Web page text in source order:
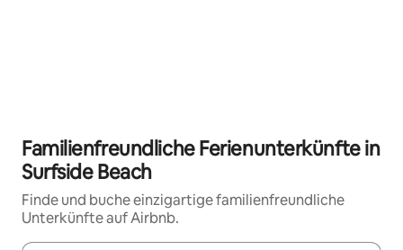
Familienfreundliche Ferienunterkünfte in
Surfside Beach
Finde und buche einzigartige familienfreundliche
Unterkünfte auf Airbnb.